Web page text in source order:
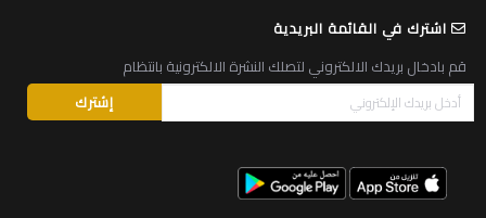
اشترك في القائمة البريدية
قم بادخال بريدك الالكتروني لتصلك النشرة الالكترونية بانتظام